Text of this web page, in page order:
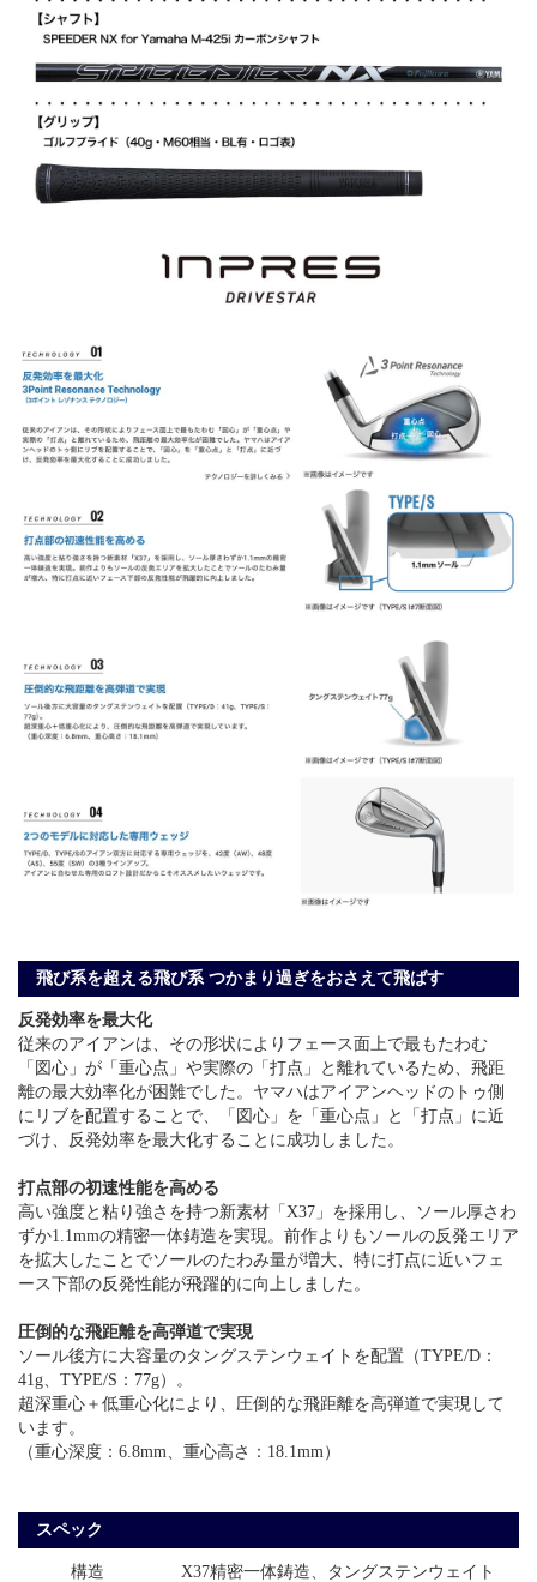
飛び系を超える飛び系 つかまり過ぎをおさえて飛ばす
反発効率を最大化
従来のアイアンは、その形状によりフェース面上で最もたわむ
「図心」が「重心点」や実際の「打点」と離れているため、飛距
離の最大効率化が困難でした。ヤマハはアイアンヘッドのトゥ側
にリブを配置することで、「図心」を「重心点」と「打点」に近
づけ、反発効率を最大化することに成功しました。
打点部の初速性能を高める
高い強度と粘り強さを持つ新素材「X37」を採用し、ソール厚さわ
ずか1.1mmの精密一体鋳造を実現。前作よりもソールの反発エリア
を拡大したことでソールのたわみ量が増大、特に打点に近いフェ
ース下部の反発性能が飛躍的に向上しました。
圧倒的な飛距離を高弾道で実現
ソール後方に大容量のタングステンウェイトを配置（TYPE/D：
41g、TYPE/S：77g）。
超深重心＋低重心化により、圧倒的な飛距離を高弾道で実現して
います。
（重心深度：6.8mm、重心高さ：18.1mm）
スペック
構造
X37精密一体鋳造、タングステンウェイト